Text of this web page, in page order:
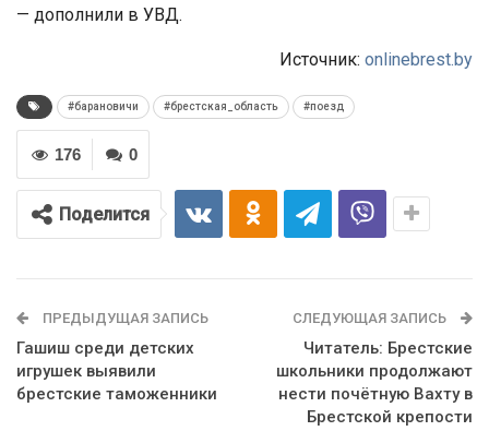
— дополнили в УВД.
Источник: onlinebrest.by
#барановичи #брестская_область #поезд
0
176
Поделится
ПРЕДЫДУЩАЯ ЗАПИСЬ
Гашиш среди детских
игрушек выявили
брестские таможенники
СЛЕДУЮЩАЯ ЗАПИСЬ
Читатель: Брестские
школьники продолжают
нести почётную Вахту в
Брестской крепости